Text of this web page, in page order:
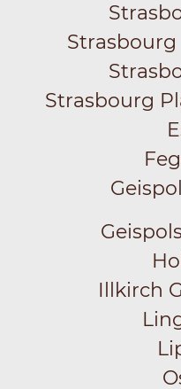
Strasbourg
Illkirch